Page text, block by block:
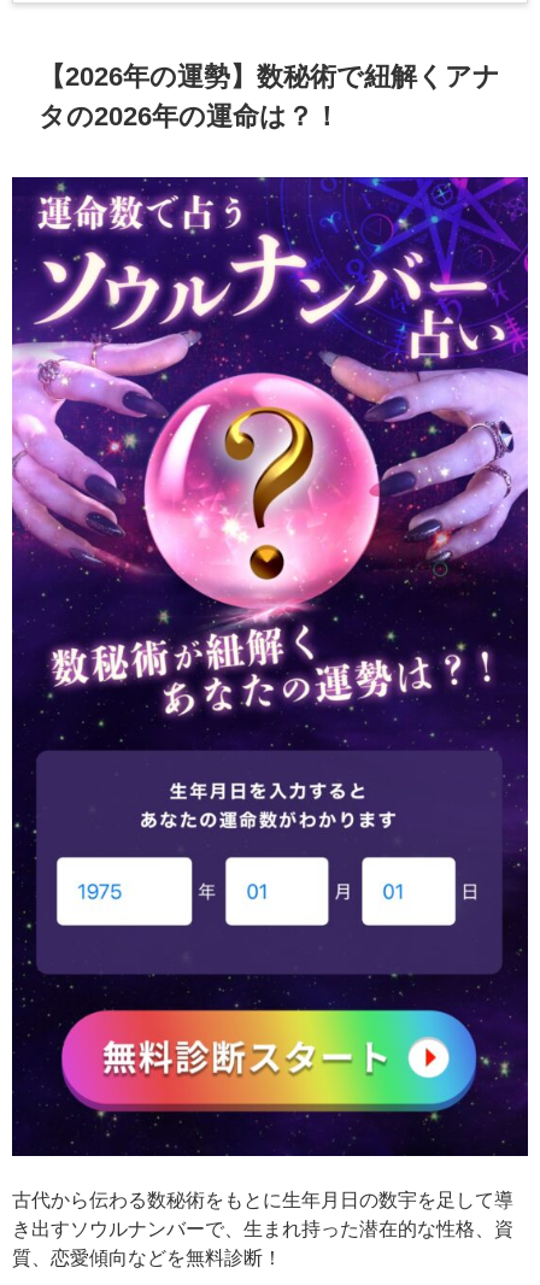
【2026年の運勢】数秘術で紐解くアナ
タの2026年の運命は？！
古代から伝わる数秘術をもとに生年月日の数宇を足して導
き出すソウルナンバーで、生まれ持った潜在的な性格、資
質、恋愛傾向などを無料診断！